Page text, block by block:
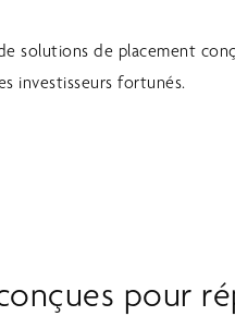
solutions de placement
investisseurs fortunés.
pour